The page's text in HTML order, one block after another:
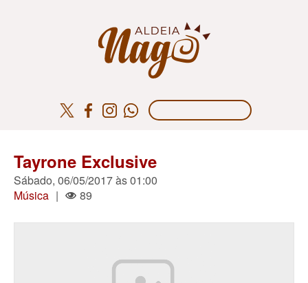
Tayrone Exclusive
Sábado, 06/05/2017 às 01:00
Música | 89